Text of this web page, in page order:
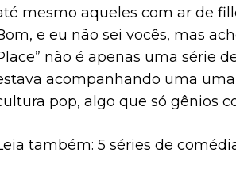
mesmo aqueles com ar de
e eu não sei vocês, mas
não é apenas uma série
acompanhando uma
pop, algo que só gênios
também: 5 séries de